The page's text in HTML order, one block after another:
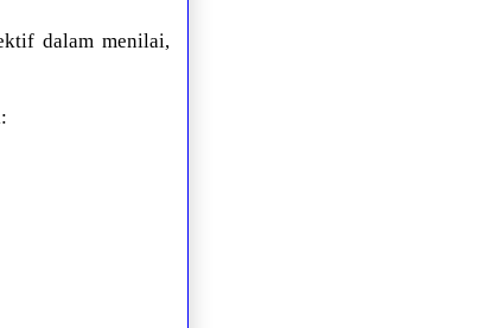
dalam menilai,